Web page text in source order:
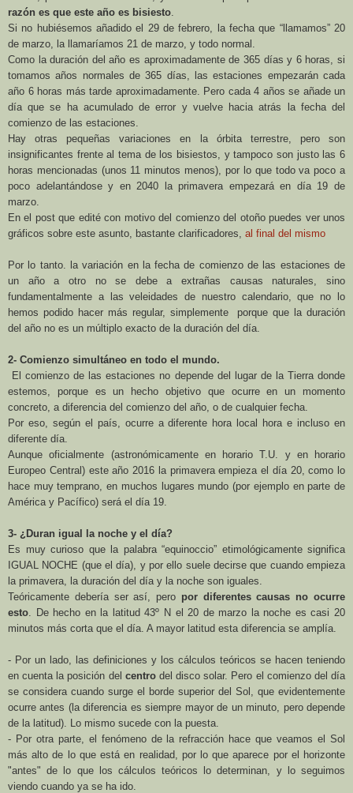
razón es que este año es bisiesto
Si no hubiésemos añadido el 29 de febrero, la fecha que “llamamos” 20
de marzo, la llamaríamos 21 de marzo, y todo normal.
Como la duración del año es aproximadamente de 365 días y 6 horas, si
tomamos años normales de 365 días, las estaciones empezarán cada
año 6 horas más tarde aproximadamente. Pero cada 4 años se añade un
día que se ha acumulado de error y vuelve hacia atrás la fecha del
comienzo de las estaciones.
Hay otras pequeñas variaciones en la órbita terrestre, pero son
insignificantes frente al tema de los bisiestos, y tampoco son justo las 6
horas mencionadas (unos 11 minutos menos), por lo que todo va poco a
poco adelantándose y en 2040 la primavera empezará en día 19 de
marzo.
En el post que edité con motivo del comienzo del otoño puedes ver unos
gráficos sobre este asunto, bastante clarificadores, al final del mismo
Por lo tanto. la variación en la fecha de comienzo de las estaciones de
un año a otro no se debe a extrañas causas naturales, sino
fundamentalmente a las veleidades de nuestro calendario, que no lo
hemos podido hacer más regular, simplemente porque que la duración
del año no es un múltiplo exacto de la duración del día.
2- Comienzo simultáneo en todo el mundo.
El comienzo de las estaciones no depende del lugar de la Tierradonde
estemos, porque es un hecho objetivo que ocurre en un momento
concreto, a diferencia del comienzo del año, o de cualquier fecha.
Por eso, según el país, ocurre a diferente hora local hora e incluso en
diferente día.
Aunque oficialmente (astronómicamente en horario T.U. y en horario
Europeo Central) este año 2016 la primavera empieza el día 20, como lo
hace muy temprano, en muchos lugares mundo (por ejemplo en parte de
América y Pacífico) será el día 19.
3- ¿Duran igual la noche y el día?
Es muy curioso que la palabra “equinoccio” etimológicamente significa
IGUAL NOCHE (que el día), y por ello suele decirse que cuando empieza
la primavera, la duración del día y la noche son iguales.
Teóricamente debería ser así, pero por diferentes causas no ocurre
esto . De hecho en la latitud 43º N el 20 de marzo la noche es casi 20
minutos más corta que el día. A mayor latitud esta diferencia se amplía.
- Por un lado, las definiciones y los cálculos teóricos se hacen teniendo
en cuenta la posición del centrodel disco solar. Pero el comienzo del día
se considera cuando surge el borde superior del Sol, que evidentemente
ocurre antes (la diferencia es siempre mayor de un minuto, pero depende
de la latitud). Lo mismo sucede con la puesta.
- Por otra parte, el fenómeno de la refracción hace que veamos el Sol
más alto de lo que está en realidad, por lo que aparece por el horizonte
"antes" de lo que los cálculos teóricos lo determinan, y lo seguimos
viendo cuando ya se ha ido.